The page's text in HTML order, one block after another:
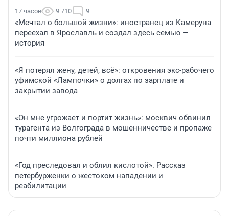
17 часов 9 710 9
«Мечтал о большой жизни»: иностранец из Камеруна
переехал в Ярославль и создал здесь семью —
история
«Я потерял жену, детей, всё»: откровения экс-рабочего
уфимской «Лампочки» о долгах по зарплате и
закрытии завода
«Он мне угрожает и портит жизнь»: москвич обвинил
турагента из Волгограда в мошенничестве и пропаже
почти миллиона рублей
«Год преследовал и облил кислотой». Рассказ
петербурженки о жестоком нападении и
реабилитации